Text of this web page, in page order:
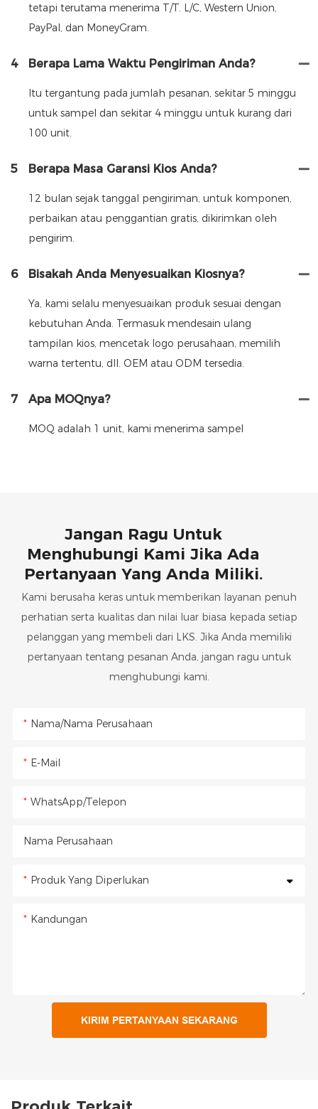
tetapi terutama menerima T/T. L/C, Western Union,
PayPal, dan MoneyGram.
4 Berapa Lama Waktu Pengiriman Anda?
Itu tergantung pada jumlah pesanan, sekitar 5 minggu
untuk sampel dan sekitar 4 minggu untuk kurang dari
100 unit.
5 Berapa Masa Garansi Kios Anda?
12 bulan sejak tanggal pengiriman, untuk komponen,
perbaikan atau penggantian gratis, dikirimkan oleh
pengirim.
6 Bisakah Anda Menyesuaikan Kiosnya?
Ya, kami selalu menyesuaikan produk sesuai dengan
kebutuhan Anda. Termasuk mendesain ulang
tampilan kios, mencetak logo perusahaan, memilih
warna tertentu, dll. OEM atau ODM tersedia.
7 Apa MOQnya?
MOQ adalah 1 unit, kami menerima sampel
Jangan Ragu Untuk
Menghubungi Kami Jika Ada
Pertanyaan Yang Anda Miliki.
Kami berusaha keras untuk memberikan layanan penuh
perhatian serta kualitas dan nilai luar biasa kepada setiap
pelanggan yang membeli dari LKS. Jika Anda memiliki
pertanyaan tentang pesanan Anda, jangan ragu untuk
menghubungi kami.
Nama/Nama Perusahaan
E-Mail
WhatsApp/Telepon
Nama Perusahaan
Produk Yang Diperlukan
Kandungan
KIRIM PERTANYAAN SEKARANG